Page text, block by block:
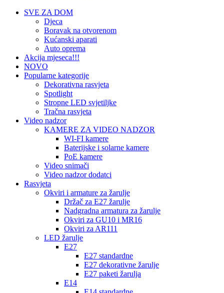
SVE ZA DOM
Djeca
Boravak na otvorenom
Kućanski aparati
Auto oprema
Akcija mjeseca!!!
NOVO
Popularne kategorije
Dekorativna rasvjeta
Spotlight
Stropne LED svjetiljke
Tračna rasvjeta
Video nadzor
KAMERE ZA VIDEO NADZOR
WI-FI kamere
Baterijske i solarne kamere
PoE kamere
Video snimači
Video nadzor dodatci
Rasvjeta
Okviri i armature za žarulje
Držač za E27 žarulje
Nadgradna armatura za žarulje
Okviri za GU10 i MR16
Okviri za AR111
LED žarulje
E27
E27 standardne
E27 dekorativne žarulje
E27 paketi žarulja
E14